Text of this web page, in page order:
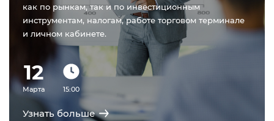
как по рынкам, так и по инвестиционным
инструментам, налогам, работе торговом терминале
и личном кабинете.
12
Марта 15:00
Узнать больше